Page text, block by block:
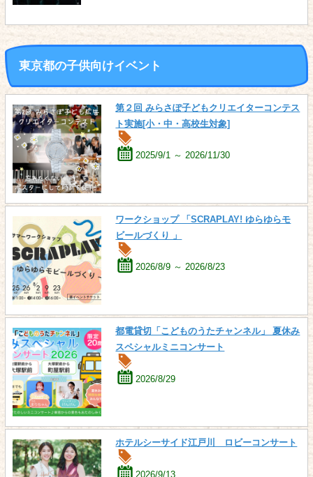
東京都の子供向けイベント
第２回 みらさぽ子どもクリエイターコンテス
ト実施[小・中・高校生対象]
2025/9/1 ～ 2026/11/30
ワークショップ 「SCRAPLAY! ゆらゆらモ
ビールづくり 」
2026/8/9 ～ 2026/8/23
都電貸切「こどものうたチャンネル」 夏休み
スペシャルミニコンサート
2026/8/29
ホテルシーサイド江戸川 ロビーコンサート
2026/9/13